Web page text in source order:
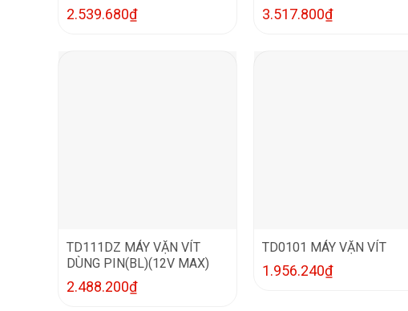
2.539.680₫ 3.517.800₫
TD111DZ MÁY VẶN VÍT
DÙNG PIN(BL)(12V MAX)
2.488.200₫
TD0101 MÁY VẶN VÍT
1.956.240₫